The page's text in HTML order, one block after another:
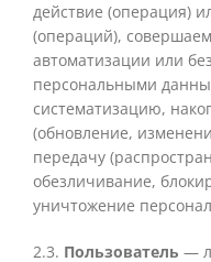
действие (операция)
(операций),
автоматизации или
персональными
систематизацию,
(обновление,
передачу
обезличивание,
уничтожение
2.3. Пользователь —